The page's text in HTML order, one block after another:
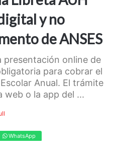
y no
de ANSES
presentación online de
para cobrar el
Anual. El trámite
web o la app del ...
WhatsApp